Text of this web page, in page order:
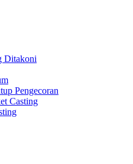
Ditakoni
Pengecoran
Casting